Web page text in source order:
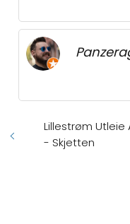
Lillestrøm Utleie
- Skjetten